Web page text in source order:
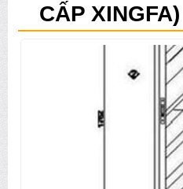
CẤP XINGFA)